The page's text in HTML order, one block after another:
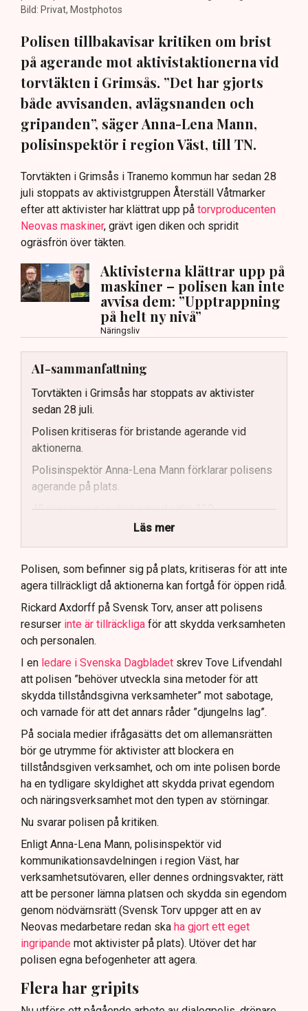
Bild: Privat, Mostphotos
Polisen tillbakavisar kritiken om brist
på agerande mot aktivistaktionerna vid
torvtäkten i Grimsås. ”Det har gjorts
både avvisanden, avlägsnanden och
gripanden”, säger Anna-Lena Mann,
polisinspektör i region Väst, till TN.
Torvtäkten i Grimsås i Tranemo kommun har sedan 28
juli stoppats av aktivistgruppen Återställ Våtmarker
efter att aktivister har klättrat upp på torvproducenten
Neovas maskiner, grävt igen diken och spridit
ogräsfrön över täkten.
Aktivisterna klättrar upp på
maskiner – polisen kan inte
avvisa dem: ”Upptrappning
på helt ny nivå”
Näringsliv
AI-sammanfattning
Torvtäkten i Grimsås har stoppats av aktivister
sedan 28 juli.
Polisen kritiseras för bristande agerande vid
aktionerna.
Polisinspektör Anna-Lena Mann förklarar polisens
agerande på plats.
40 personer misstänks med cirka 120
brottsmisstankar kopplade.
Polisen använder drönare och uniformerad polis
för att dokumentera bevis.
Samtidigt är polisarbetet komplext när det gäller
att navigera juridiska rättigheter och gränser.
Läs mer
Polisen, som befinner sig på plats, kritiseras för att inte
agera tillräckligt då aktionerna kan fortgå för öppen ridå.
Rickard Axdorff på Svensk Torv, anser att polisens
resurser inte är tillräckliga för att skydda verksamheten
och personalen.
I en ledare i Svenska Dagbladet skrev Tove Lifvendahl
att polisen ”behöver utveckla sina metoder för att
skydda tillståndsgivna verksamheter” mot sabotage,
och varnade för att det annars råder ”djungelns lag”.
På sociala medier ifrågasätts det om allemansrätten
bör ge utrymme för aktivister att blockera en
tillståndsgiven verksamhet, och om inte polisen borde
ha en tydligare skyldighet att skydda privat egendom
och näringsverksamhet mot den typen av störningar.
Nu svarar polisen på kritiken.
Enligt Anna-Lena Mann, polisinspektör vid
kommunikationsavdelningen i region Väst, har
verksamhetsutövaren, eller dennes ordningsvakter, rätt
att be personer lämna platsen och skydda sin egendom
genom nödvärnsrätt (Svensk Torv uppger att en av
Neovas medarbetare redan ska ha gjort ett eget
ingripande mot aktivister på plats). Utöver det har
polisen egna befogenheter att agera.
Flera har gripits